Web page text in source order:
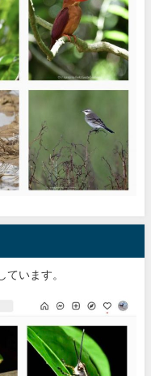
ています。